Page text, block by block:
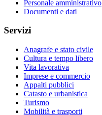
Personale amministrativo
Documenti e dati
Servizi
Anagrafe e stato civile
Cultura e tempo libero
Vita lavorativa
Imprese e commercio
Appalti pubblici
Catasto e urbanistica
Turismo
Mobilità e trasporti